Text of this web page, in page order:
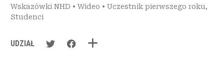
Wskazówki NHD • Wideo • Uczestnik pierwszego roku,
Studenci
UDZIAŁ